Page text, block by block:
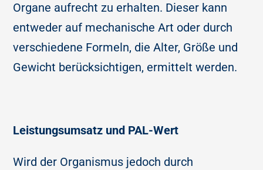
Organe aufrecht zu erhalten. Dieser kann
entweder auf mechanische Art oder durch
verschiedene Formeln, die Alter, Größe und
Gewicht berücksichtigen, ermittelt werden.
Leistungsumsatz und PAL-Wert
Wird der Organismus jedoch durch